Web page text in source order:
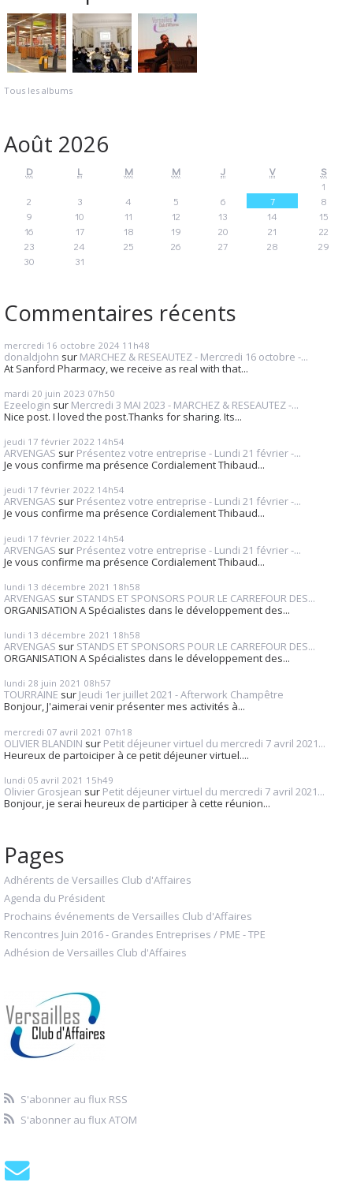
Tous les albums
Août 2026
D L M M J V
S
1
2
3 4 5 6 7
8
9
10 11 12 13 14
15
16
17 18 19 20 21
22
23
24 25 26 27 28
29
30
31
Commentaires récents
mercredi 16 octobre 2024 11h48
donaldjohn sur MARCHEZ & RESEAUTEZ - Mercredi 16 octobre -...
At Sanford Pharmacy, we receive as real with that...
mardi 20 juin 2023 07h50
Ezeelogin sur Mercredi 3 MAI 2023 - MARCHEZ & RESEAUTEZ -...
Nice post. I loved the post.Thanks for sharing. Its...
jeudi 17 février 2022 14h54
ARVENGAS sur Présentez votre entreprise - Lundi 21 février -...
Je vous confirme ma présence Cordialement Thibaud...
jeudi 17 février 2022 14h54
ARVENGAS sur Présentez votre entreprise - Lundi 21 février -...
Je vous confirme ma présence Cordialement Thibaud...
jeudi 17 février 2022 14h54
ARVENGAS sur Présentez votre entreprise - Lundi 21 février -...
Je vous confirme ma présence Cordialement Thibaud...
lundi 13 décembre 2021 18h58
ARVENGAS sur STANDS ET SPONSORS POUR LE CARREFOUR DES...
ORGANISATION A Spécialistes dans le développement des...
lundi 13 décembre 2021 18h58
ARVENGAS sur STANDS ET SPONSORS POUR LE CARREFOUR DES...
ORGANISATION A Spécialistes dans le développement des...
lundi 28 juin 2021 08h57
TOURRAINE sur Jeudi 1er juillet 2021 - Afterwork Champêtre
Bonjour, J'aimerai venir présenter mes activités à...
mercredi 07 avril 2021 07h18
OLIVIER BLANDIN sur Petit déjeuner virtuel du mercredi 7 avril 2021...
Heureux de partoiciper à ce petit déjeuner virtuel....
lundi 05 avril 2021 15h49
Olivier Grosjean sur Petit déjeuner virtuel du mercredi 7 avril 2021...
Bonjour, je serai heureux de participer à cette réunion...
Pages
Adhérents de Versailles Club d'Affaires
Agenda du Président
Prochains événements de Versailles Club d'Affaires
Rencontres Juin 2016 - Grandes Entreprises / PME - TPE
Adhésion de Versailles Club d'Affaires
S'abonner au flux RSS
S'abonner au flux ATOM